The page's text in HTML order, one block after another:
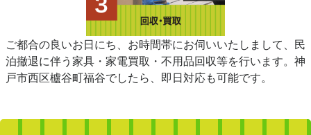
ご都合の良いお日にち、お時間帯にお伺いいたしまして、民
泊撤退に伴う家具・家電買取・不用品回収等を行います。神
戸市西区櫨谷町福谷でしたら、即日対応も可能です。